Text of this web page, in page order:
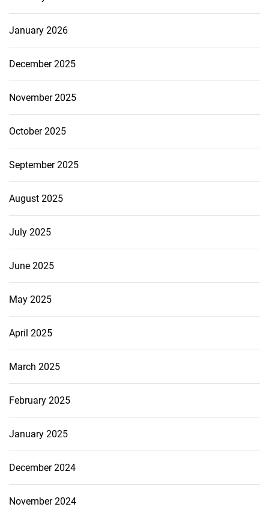
January 2026
December 2025
November 2025
October 2025
September 2025
August 2025
July 2025
June 2025
May 2025
April 2025
March 2025
February 2025
January 2025
December 2024
November 2024